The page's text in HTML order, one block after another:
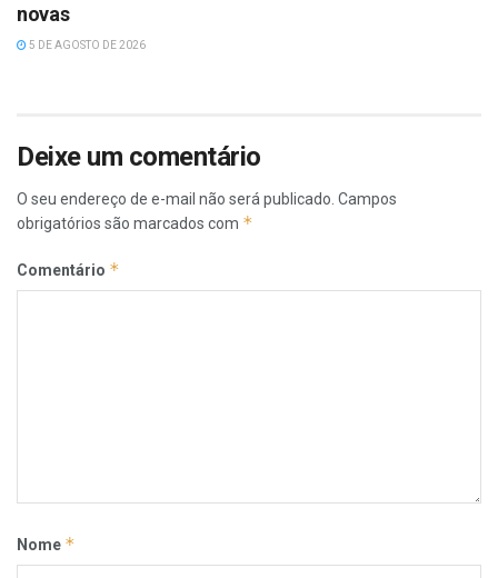
novas
5 DE AGOSTO DE 2026
Deixe um comentário
O seu endereço de e-mail não será publicado. Campos
obrigatórios são marcados com *
Comentário *
Nome *